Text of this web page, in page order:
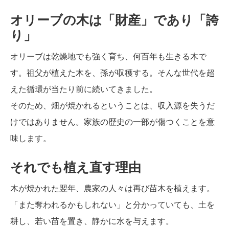
オリーブの木は「財産」であり「誇
り」
オリーブは乾燥地でも強く育ち、何百年も生きる木で
す。祖父が植えた木を、孫が収穫する。そんな世代を超
えた循環が当たり前に続いてきました。
そのため、畑が焼かれるということは、収入源を失うだ
けではありません。家族の歴史の一部が傷つくことを意
味します。
それでも植え直す理由
木が焼かれた翌年、農家の人々は再び苗木を植えます。
「また奪われるかもしれない」と分かっていても、土を
耕し、若い苗を置き、静かに水を与えます。